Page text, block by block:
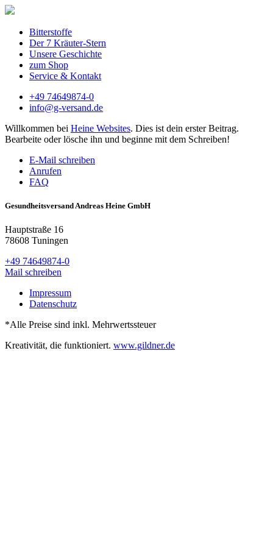
Bitterstoffe
Der 7 Kräuter-Stern
Unsere Geschichte
zum Shop
Service & Kontakt
+49 74649874-0
info@g-versand.de
Willkommen bei Heine Websites. Dies ist dein erster Beitrag.
Bearbeite oder lösche ihn und beginne mit dem Schreiben!
E-Mail schreiben
Anrufen
FAQ
Gesundheitsversand Andreas Heine GmbH
Hauptstraße 16
78608 Tuningen
+49 74649874-0
Mail schreiben
Impressum
Datenschutz
*Alle Preise sind inkl. Mehrwertssteuer
Kreativität, die funktioniert. www.gildner.de